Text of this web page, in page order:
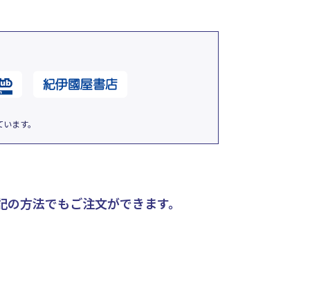
ます。
方法でもご注文ができます。